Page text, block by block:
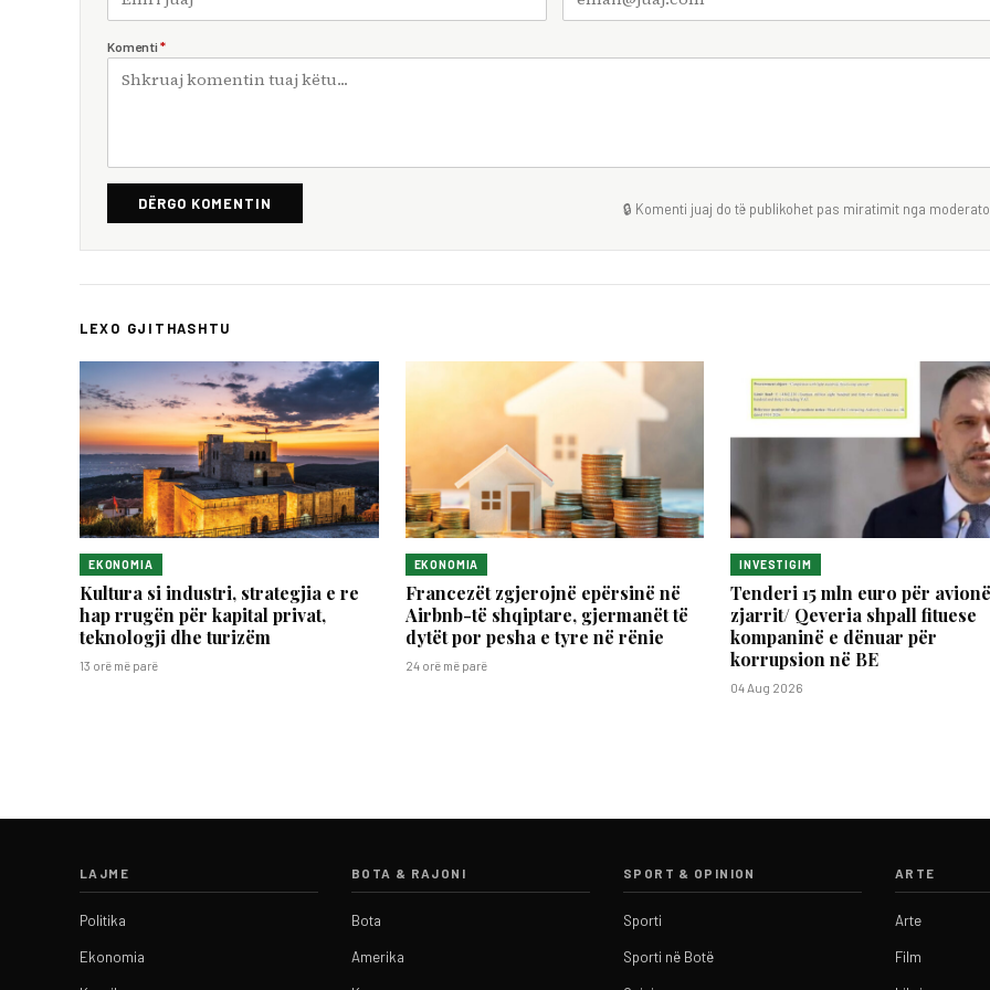
Komenti *
DËRGO KOMENTIN 🔒 Komenti juaj do të publikohet pas miratimit nga
LEXO GJITHASHTU
EKONOMIA
Kultura si industri, strategjia e re
hap rrugën për kapital privat,
teknologji dhe turizëm
13 orë më parë
EKONOMIA
Francezët zgjerojnë epërsinë në
Airbnb-të shqiptare, gjermanët të
dytët por pesha e tyre në rënie
24 orë më parë
INVESTIGIM
Tenderi 15 mln euro për
zjarrit/ Qeveria shpall fituese
kompaninë e dënuar për
korrupsion në BE
04 Aug 2026
LAJME
Politika
Ekonomia
BOTA & RAJONI
Bota
Amerika
SPORT & OPINION
Sporti
Sporti në Botë
ARTE
Arte
Film